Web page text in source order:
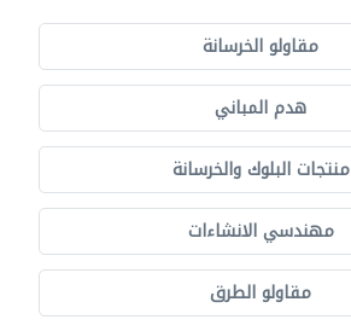
مقاولو الخرسانة
هدم المباني
منتجات البلوك والخرسانة
مهندسي الانشاءات
مقاولو الطرق